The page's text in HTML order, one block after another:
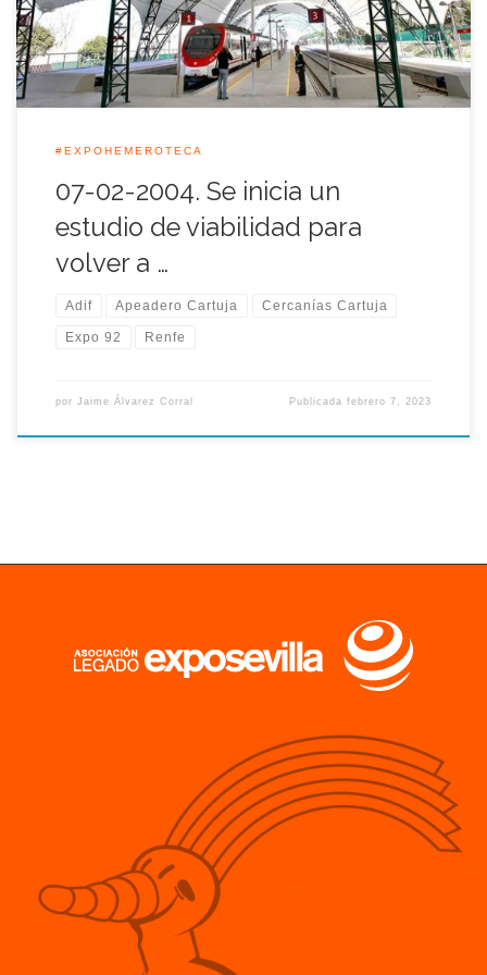
el recinto de la Expo 92 como punto […]
#EXPOHEMEROTECA
07-02-2004. Se inicia un
estudio de viabilidad para
volver a …
Adif Apeadero Cartuja Cercanías Cartuja
Expo 92 Renfe
por Jaime Álvarez Corral Publicadafebrero 7, 2023